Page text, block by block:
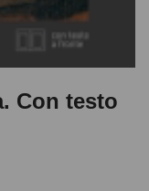
Con testo